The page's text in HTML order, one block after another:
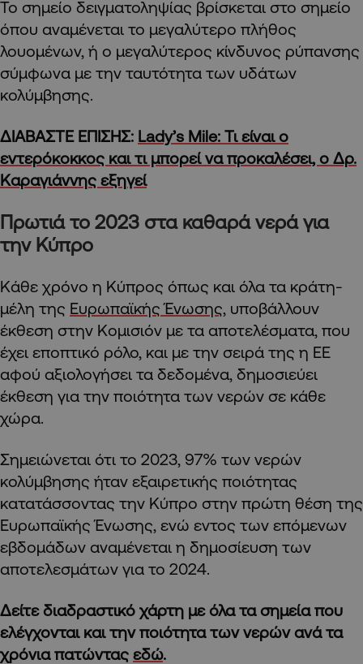
Το σημείο δειγματοληψίας βρίσκεται στο σημείο
όπου αναμένεται το μεγαλύτερο πλήθος
λουομένων, ή ο μεγαλύτερος κίνδυνος ρύπανσης
σύμφωνα με την ταυτότητα των υδάτων
κολύμβησης.
ΔΙΑΒΑΣΤΕ ΕΠΙΣΗΣ: Lady’s Mile: Τι είναι ο
εντερόκοκκος και τι μπορεί να προκαλέσει, ο Δρ.
Καραγιάννης εξηγεί
Πρωτιά το 2023 στα καθαρά νερά για
την Κύπρο
Κάθε χρόνο η Κύπρος όπως και όλα τα κράτη-
μέλη της Ευρωπαϊκής Ένωσης, υποβάλλουν
έκθεση στην Κομισιόν με τα αποτελέσματα, που
έχει εποπτικό ρόλο, και με την σειρά της η ΕΕ
αφού αξιολογήσει τα δεδομένα, δημοσιεύει
έκθεση για την ποιότητα των νερών σε κάθε
χώρα.
Σημειώνεται ότι το 2023, 97% των νερών
κολύμβησης ήταν εξαιρετικής ποιότητας
κατατάσσοντας την Κύπρο στην πρώτη θέση της
Ευρωπαϊκής Ένωσης, ενώ εντος των επόμενων
εβδομάδων αναμένεται η δημοσίευση των
αποτελεσμάτων για το 2024.
Δείτε διαδραστικό χάρτη με όλα τα σημεία που
ελέγχονται και την ποιότητα των νερών ανά τα
χρόνια πατώντας εδώ.